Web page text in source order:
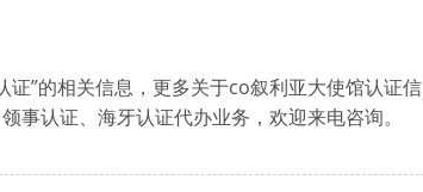
”的相关信息，更多关于co叙利亚大使馆认证信
事认证、海牙认证代办业务，欢迎来电咨询。